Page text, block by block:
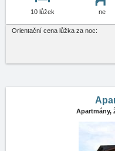
10 lůžek ne
Orientační cena lůžka za noc:
Apartmány,